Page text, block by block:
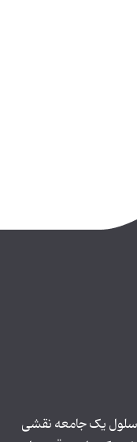
سلول یک جامعه نقشی